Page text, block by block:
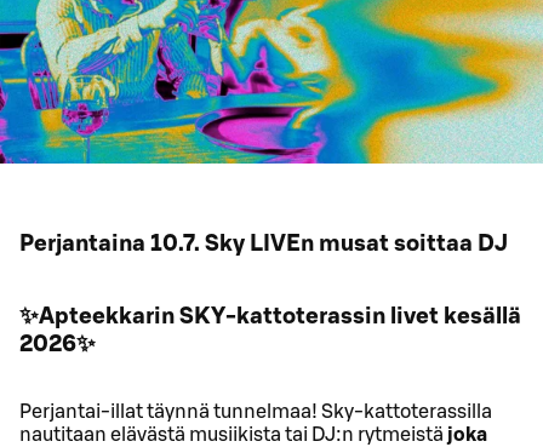
Perjantaina 10.7. Sky LIVEn musat soittaa DJ
✨Apteekkarin SKY-kattoterassin livet kesällä
2026✨
Perjantai-illat täynnä tunnelmaa! Sky-kattoterassilla
nautitaan elävästä musiikista tai DJ:n rytmeistä joka